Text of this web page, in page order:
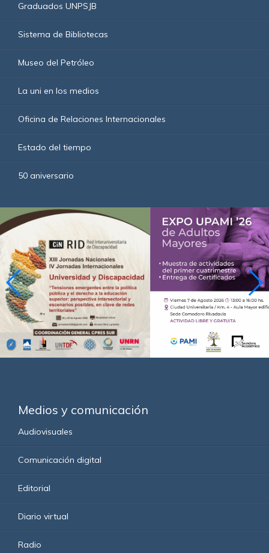
Graduados UNPSJB
Sistema de Bibliotecas
Museo del Petróleo
La uni en los medios
Oficina de Relaciones Internacionales
Estado del tiempo
50 aniversario
Medios y comunicación
Audiovisuales
Comunicación digital
Editorial
Diario virtual
Radio